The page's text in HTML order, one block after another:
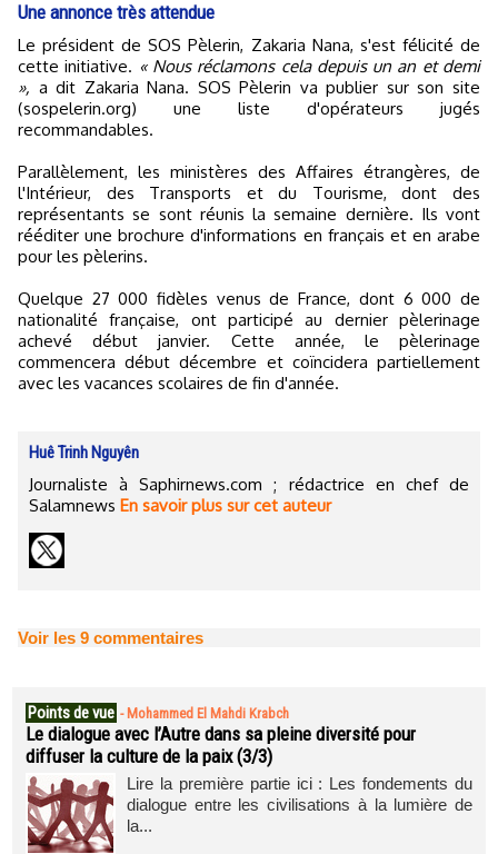
Une annonce très attendue
Le président de SOS Pèlerin, Zakaria Nana, s'est félicité de
cette initiative. « Nous réclamons cela depuis un an et demi
», a dit Zakaria Nana. SOS Pèlerin va publier sur son site
(sospelerin.org) une liste d'opérateurs jugés
recommandables.
Parallèlement, les ministères des Affaires étrangères, de
l'Intérieur, des Transports et du Tourisme, dont des
représentants se sont réunis la semaine dernière. Ils vont
rééditer une brochure d'informations en français et en arabe
pour les pèlerins.
Quelque 27 000 fidèles venus de France, dont 6 000 de
nationalité française, ont participé au dernier pèlerinage
achevé début janvier. Cette année, le pèlerinage
commencera début décembre et coïncidera partiellement
avec les vacances scolaires de fin d'année.
Huê Trinh Nguyên
Journaliste à Saphirnews.com ; rédactrice en chef de
Salamnews En savoir plus sur cet auteur
Voir les 9 commentaires
Points de vue - Mohammed El Mahdi Krabch
Le dialogue avec l’Autre dans sa pleine diversité pour
diffuser la culture de la paix (3/3)
Lire la première partie ici : Les fondements du
dialogue entre les civilisations à la lumière de
la...